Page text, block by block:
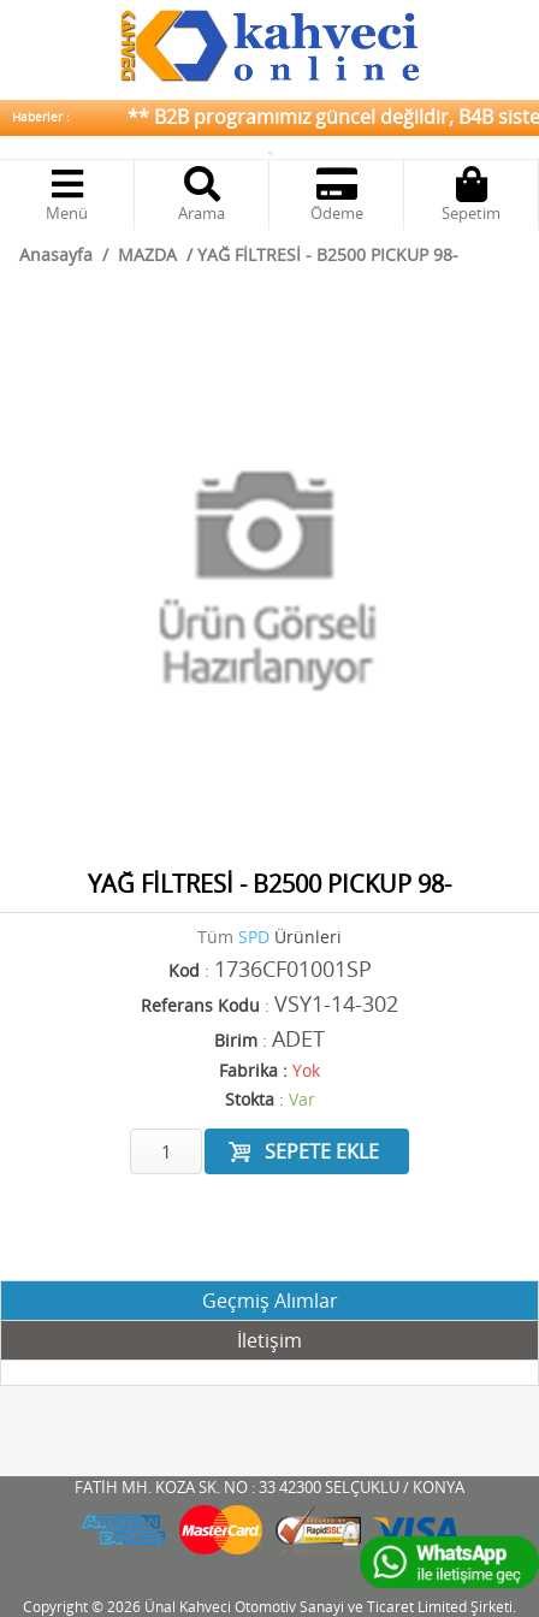
Haberler : ** B2B programımız güncel değildir, B4B
Menü Arama Ödeme Sepetim
Anasayfa / MAZDA / YAĞ FİLTRESİ - B2500 PICKUP 98-
YAĞ FİLTRESİ - B2500 PICKUP 98-
Tüm SPD Ürünleri
Kod : 1736CF01001SP
Referans Kodu : VSY1-14-302
Birim : ADET
Fabrika : Yok
Stokta: Var
Geçmiş Alımlar
İletişim
FATİH MH. KOZA SK. NO : 33 42300 SELÇUKLU / KONYA
Copyright © 2026 Ünal Kahveci Otomotiv Sanayi ve Ticaret Limited Şirketi.